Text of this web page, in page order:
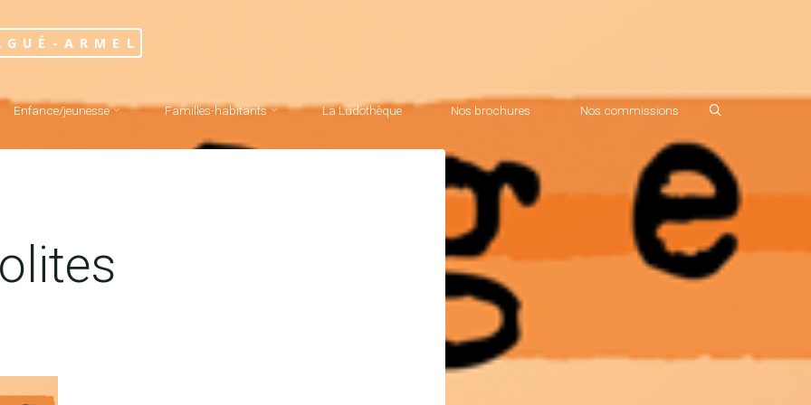
ARMEL
Enfance/jeunesse Familles-habitants La Ludothèque Nos brochures Nos commissions